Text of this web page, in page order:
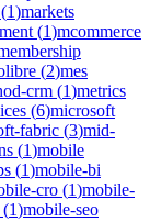
(1)markets
(1)mcommerce
(2)mes
crm (1)metrics
(6)microsoft
fabric (3)mid-
(1)mobile
(1)mobile-bi
cro (1)mobile-
(1)mobile-seo